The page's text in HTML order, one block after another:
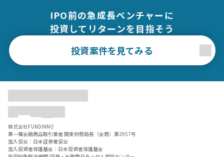
IPO前の急成長ベンチャーに
投資してリターンを目指そう
投資案件を見てみる
株式会社FUNDINNO
第一種金融商品取引業者 関東財務局長（金商）第2957号
加入協会：日本証券業協会
加入投資者保護基金：日本投資者保護基金